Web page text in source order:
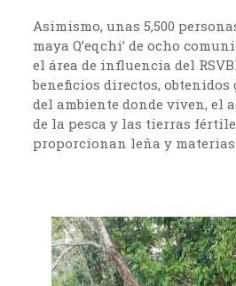
Asimismo, unas 5,500
maya Q’eqchi’ de ocho
el área de influencia del
beneficios directos,
del ambiente donde viven, el
de la pesca y las tierras
proporcionan leña y